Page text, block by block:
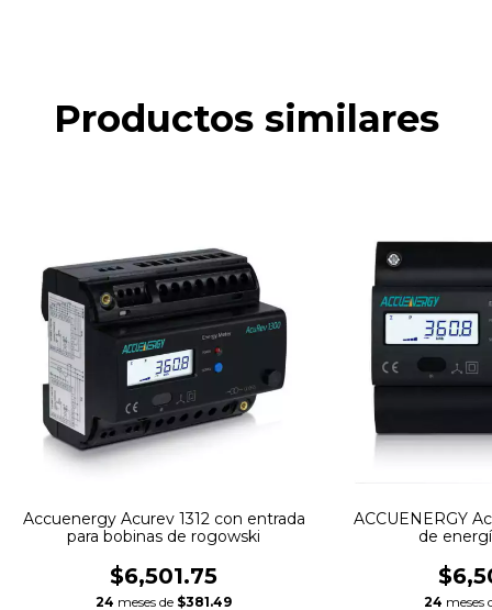
Productos similares
Accuenergy Acurev 1312 con entrada
para bobinas de rogowski
$6,501.75
24 meses de $381.49
ACCUENERGY
de
24 meses